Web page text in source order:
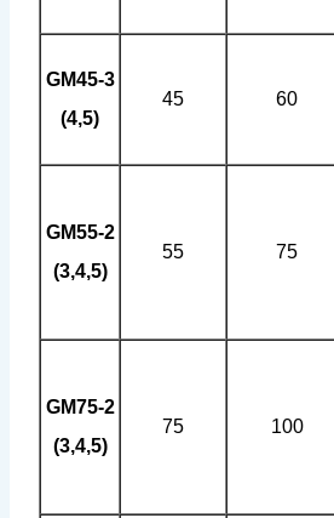
GM45-3
(4,5)
45 60
GM55-2
(3,4,5)
55 75
GM75-2
(3,4,5)
75 100